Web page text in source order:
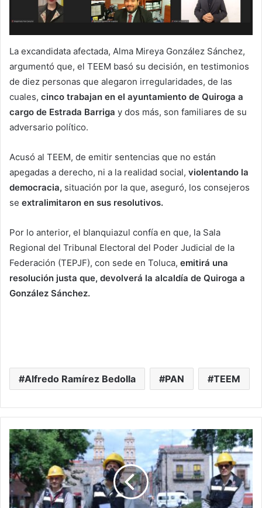
La excandidata afectada, Alma Mireya González Sánchez,
argumentó que, el TEEM basó su decisión, en testimonios
de diez personas que alegaron irregularidades, de las
cuales, cinco trabajan en el ayuntamiento de Quiroga a
cargo de Estrada Barriga y dos más, son familiares de su
adversario político.
Acusó al TEEM, de emitir sentencias que no están
apegadas a derecho, ni a la realidad social, violentando la
democracia, situación por la que, aseguró, los consejeros
se extralimitaron en sus resolutivos.
Por lo anterior, el blanquiazul confía en que, la Sala
Regional del Tribunal Electoral del Poder Judicial de la
Federación (TEPJF), con sede en Toluca, emitirá una
resolución justa que, devolverá la alcaldía de Quiroga a
González Sánchez.
Alfredo Ramírez Bedolla PAN TEEM
#Michoacán
SSM
Redobla
Esfuerzos
Para
Combatir